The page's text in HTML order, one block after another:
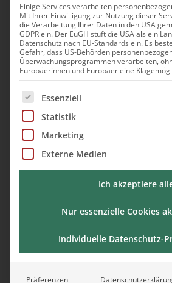
Änderungen in der Ernährung,
gezielte Pausen Ihre Gesundheit
steigern können. Entdecken Sie
Verbesserung der Schlafqualität
Akzeptanz und Optimismus eine
im Alltag bewahren.
Einige Services verarbeiten
Mit Ihrer Einwilligung zur Nutzung dieser
die Verarbeitung Ihrer Daten in den USA
GDPR ein. Der EuGH stuft die USA als ein
Datenschutz nach EU-Standards ein. Es
Gefahr, dass US-Behörden
Überwachungsprogrammen verarbeiten,
Europäerinnen und Europäer eine
Es folgt eine Liste der Service-
Essenziell
Statistik
Marketing
Externe Medien
Ich akzeptiere
Nur essenzielle Cookies
Individuelle Datenschutz-
Präferenzen